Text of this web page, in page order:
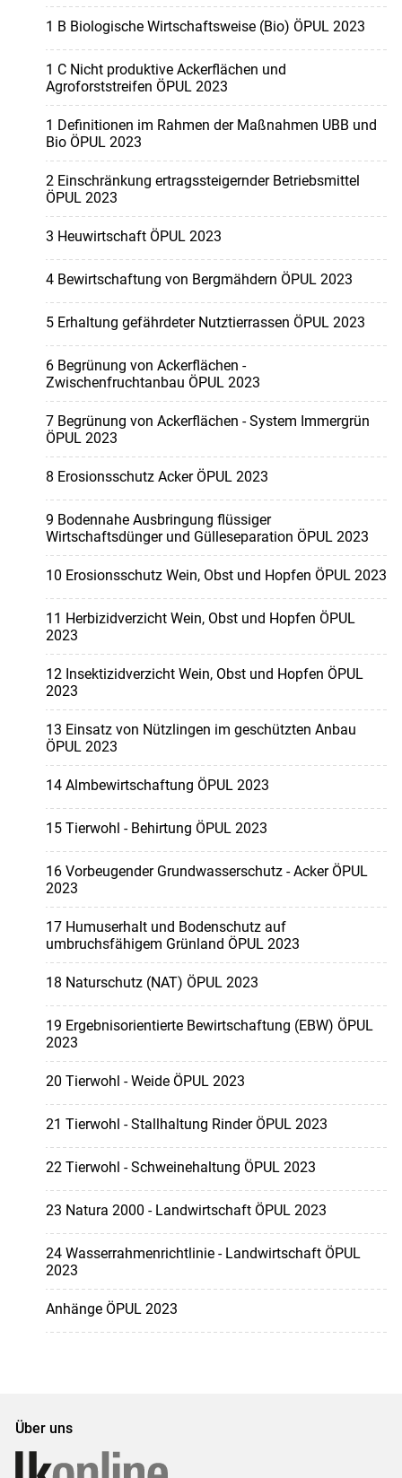
1 B Biologische Wirtschaftsweise (Bio) ÖPUL 2023
1 C Nicht produktive Ackerflächen und
Agroforststreifen ÖPUL 2023
1 Definitionen im Rahmen der Maßnahmen UBB und
Bio ÖPUL 2023
2 Einschränkung ertragssteigernder Betriebsmittel
ÖPUL 2023
3 Heuwirtschaft ÖPUL 2023
4 Bewirtschaftung von Bergmähdern ÖPUL 2023
5 Erhaltung gefährdeter Nutztierrassen ÖPUL 2023
6 Begrünung von Ackerflächen -
Zwischenfruchtanbau ÖPUL 2023
7 Begrünung von Ackerflächen - System Immergrün
ÖPUL 2023
8 Erosionsschutz Acker ÖPUL 2023
9 Bodennahe Ausbringung flüssiger
Wirtschaftsdünger und Gülleseparation ÖPUL 2023
10 Erosionsschutz Wein, Obst und Hopfen ÖPUL 2023
11 Herbizidverzicht Wein, Obst und Hopfen ÖPUL
2023
12 Insektizidverzicht Wein, Obst und Hopfen ÖPUL
2023
13 Einsatz von Nützlingen im geschützten Anbau
ÖPUL 2023
14 Almbewirtschaftung ÖPUL 2023
15 Tierwohl - Behirtung ÖPUL 2023
16 Vorbeugender Grundwasserschutz - Acker ÖPUL
2023
17 Humuserhalt und Bodenschutz auf
umbruchsfähigem Grünland ÖPUL 2023
18 Naturschutz (NAT) ÖPUL 2023
19 Ergebnisorientierte Bewirtschaftung (EBW) ÖPUL
2023
20 Tierwohl - Weide ÖPUL 2023
21 Tierwohl - Stallhaltung Rinder ÖPUL 2023
22 Tierwohl - Schweinehaltung ÖPUL 2023
23 Natura 2000 - Landwirtschaft ÖPUL 2023
24 Wasserrahmenrichtlinie - Landwirtschaft ÖPUL
2023
Anhänge ÖPUL 2023
Über uns